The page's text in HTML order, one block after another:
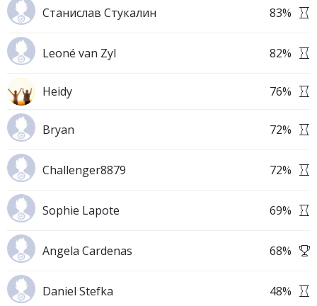
Станислав Стукалин 83%
Leoné van Zyl 82%
Heidy 76%
Bryan 72%
Challenger8879 72%
Sophie Lapote 69%
Angela Cardenas 68%
Daniel Stefka 48%